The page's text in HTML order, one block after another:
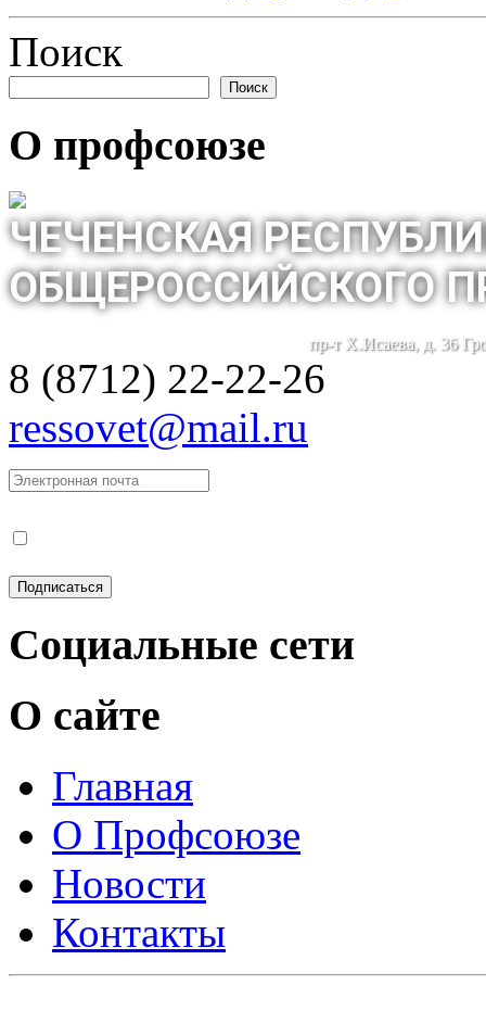
Поиск
Поиск
О профсоюзе
ЧЕЧЕНСКАЯ
ОБЩЕРОССИЙСКОГО
пр-т Х.Исаева, д. 36
8 (8712) 22-22-26
ressovet@mail.ru
Социальные сети
О сайте
Главная
О Профсоюзе
Новости
Контакты